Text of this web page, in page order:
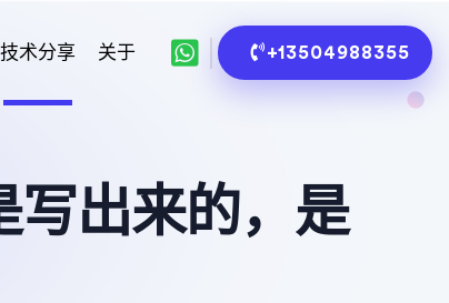
技术分享 关于 +13504988355
写出来的，是